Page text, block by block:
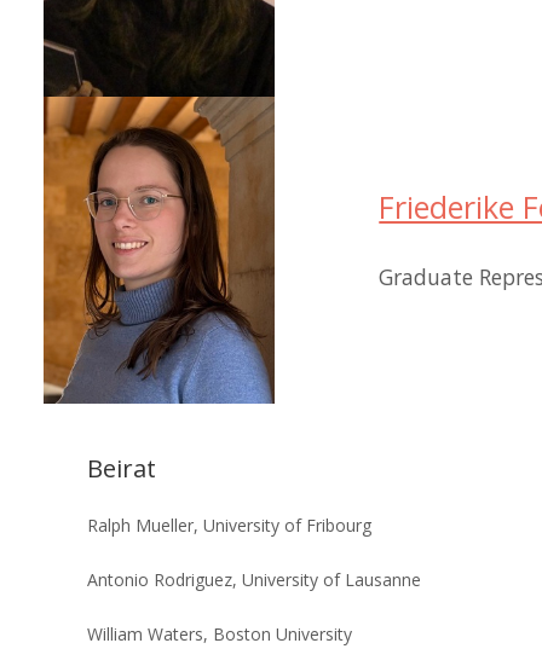
Friederike
Graduate
Beirat
Ralph Mueller, University of Fribourg
Antonio Rodriguez, University of Lausanne
William Waters, Boston University